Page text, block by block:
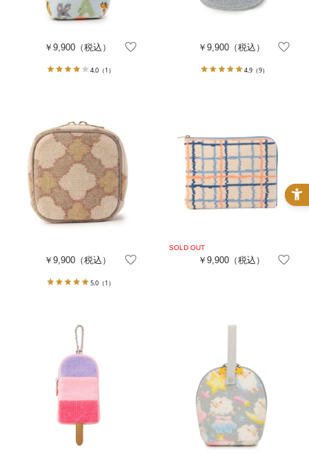
￥9,900 （税込）
4.0 （1）
￥9,900（税込）
4.9（9）
￥9,900 （税込）
5.0 （1）
￥9,900（税込）